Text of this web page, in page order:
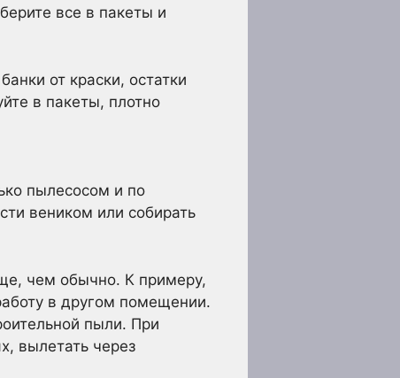
все в пакеты и
от краски, остатки
в пакеты, плотно
пылесосом и по
веником или собирать
чем обычно. К примеру,
в другом помещении.
пыли. При
вылетать через